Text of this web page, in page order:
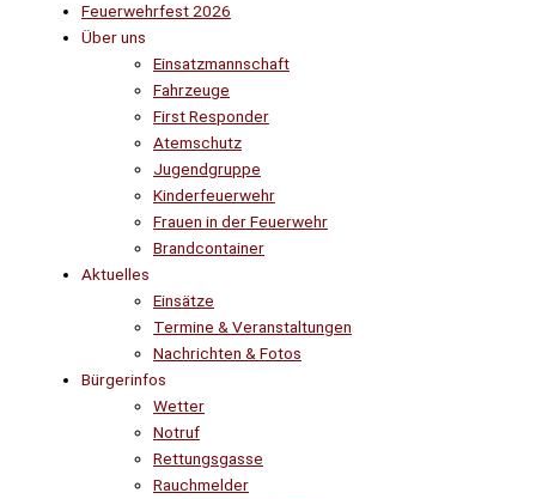
Feuerwehrfest 2026
Über uns
Einsatzmannschaft
Fahrzeuge
First Responder
Atemschutz
Jugendgruppe
Kinderfeuerwehr
Frauen in der Feuerwehr
Brandcontainer
Aktuelles
Einsätze
Termine & Veranstaltungen
Nachrichten & Fotos
Bürgerinfos
Wetter
Notruf
Rettungsgasse
Rauchmelder